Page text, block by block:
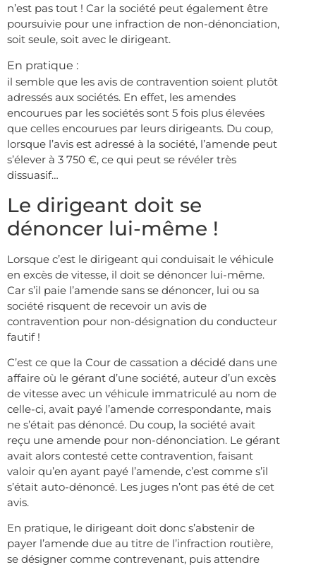
n’est pas tout ! Car la société peut également être
poursuivie pour une infraction de non-dénonciation,
soit seule, soit avec le dirigeant.
En pratique :
il semble que les avis de contravention soient plutôt
adressés aux sociétés. En effet, les amendes
encourues par les sociétés sont 5 fois plus élevées
que celles encourues par leurs dirigeants. Du coup,
lorsque l’avis est adressé à la société, l’amende peut
s’élever à 3 750 €, ce qui peut se révéler très
dissuasif…
Le dirigeant doit se
dénoncer lui-même !
Lorsque c’est le dirigeant qui conduisait le véhicule
en excès de vitesse, il doit se dénoncer lui-même.
Car s’il paie l’amende sans se dénoncer, lui ou sa
société risquent de recevoir un avis de
contravention pour non-désignation du conducteur
fautif !
C’est ce que la Cour de cassation a décidé dans une
affaire où le gérant d’une société, auteur d’un excès
de vitesse avec un véhicule immatriculé au nom de
celle-ci, avait payé l’amende correspondante, mais
ne s’était pas dénoncé. Du coup, la société avait
reçu une amende pour non-dénonciation. Le gérant
avait alors contesté cette contravention, faisant
valoir qu’en ayant payé l’amende, c’est comme s’il
s’était auto-dénoncé. Les juges n’ont pas été de cet
avis.
En pratique, le dirigeant doit donc s’abstenir de
payer l’amende due au titre de l’infraction routière,
se désigner comme contrevenant, puis attendre